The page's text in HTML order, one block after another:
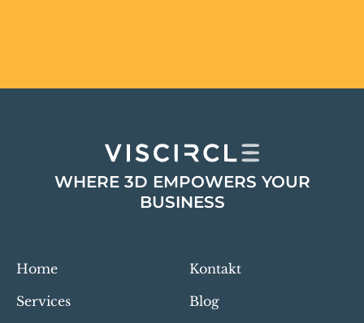
WHERE 3D EMPOWERS YOUR
BUSINESS
Home
Services
Kontakt
Blog